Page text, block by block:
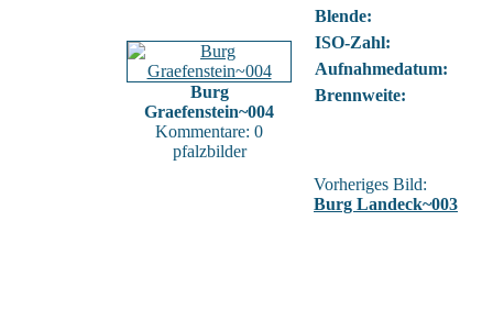
Burg
Graefenstein~004
Kommentare: 0
pfalzbilder
Blende:
ISO-Zahl:
Aufnahmedatum:
Brennweite:
Vorheriges Bild:
Burg Landeck~003